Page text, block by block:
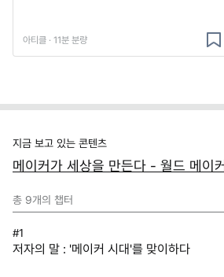
아티클 · 11분 분량
지금 보고 있는 콘텐츠
메이커가 세상을 만든다 - 월드 메이
총 9개의 챕터
#1
저자의 말 : '메이커 시대'를 맞이하다